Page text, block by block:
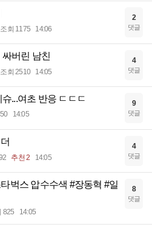
조회 1175 14:06
2
댓글
버린 남친
조회 2510 14:05
4
댓글
...여초 반응 ㄷㄷㄷ
14:05
9
댓글
추천 2 14:05
4
댓글
벅스 압수수색 #장동혁 #일
825 14:05
8
댓글